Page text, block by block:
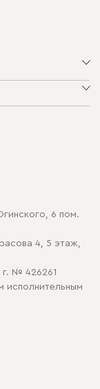
6 пом.
4, 5 этаж,
г. № 426261
исполнительным